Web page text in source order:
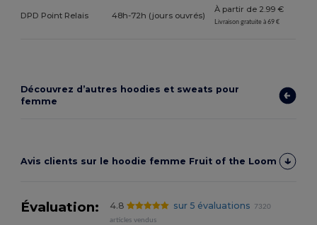
DPD Point Relais 48h-72h (jours ouvrés)
À partir de 2.99 €
Livraison gratuite à 69 €
Découvrez d’autres hoodies et sweats pour
femme
Avis clients sur le hoodie femme Fruit of the Loom
Évaluation: 4.8 sur 5 évaluations
7320
articles vendus